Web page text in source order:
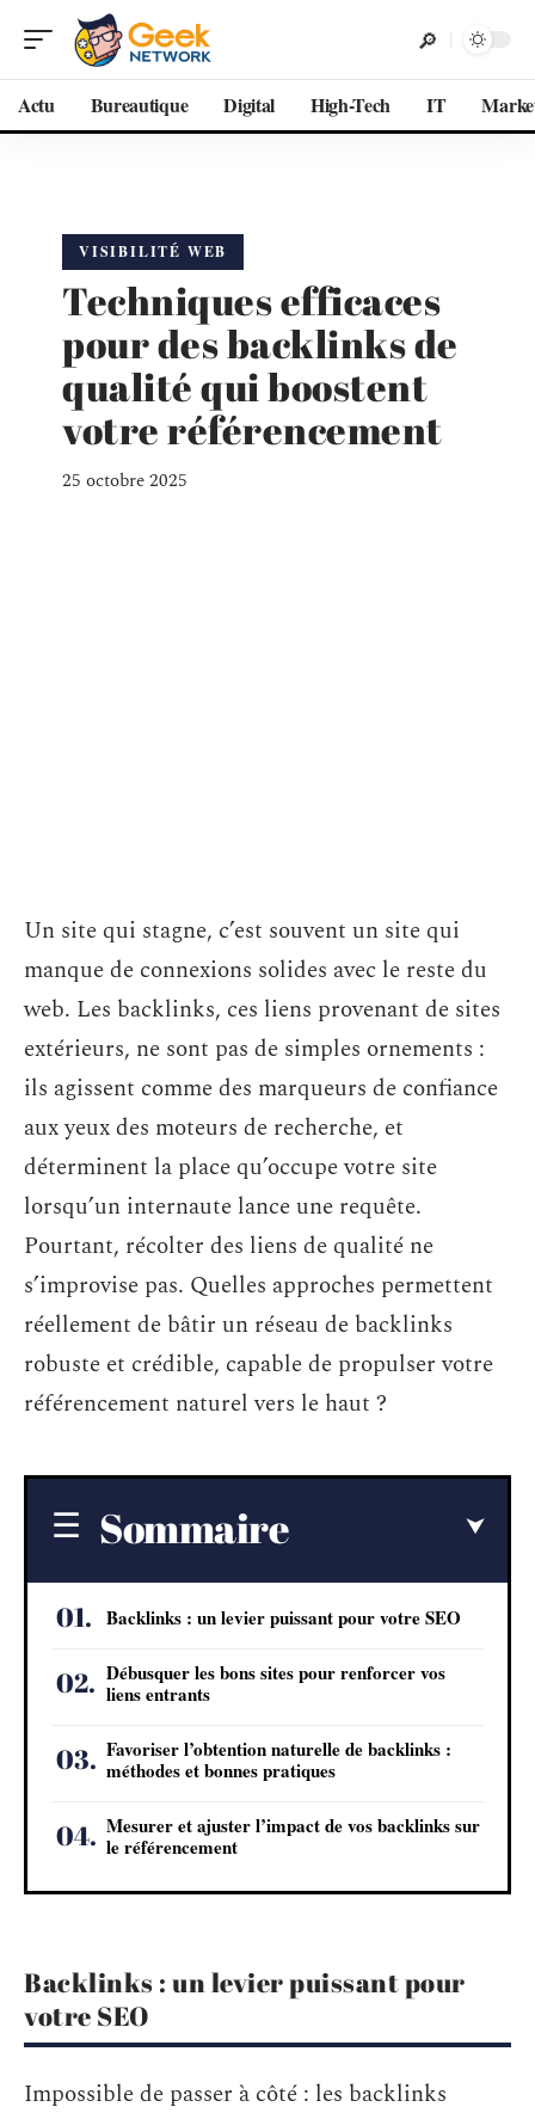
Actu Bureautique Digital High-Tech IT
VISIBILITÉ WEB
Techniques efficaces
pour des backlinks de
qualité qui boostent
votre référencement
25 octobre 2025
Un site qui stagne, c’est souvent un site qui
manque de connexions solides avec le reste du
web. Les backlinks, ces liens provenant de sites
extérieurs, ne sont pas de simples ornements :
ils agissent comme des marqueurs de confiance
aux yeux des moteurs de recherche, et
déterminent la place qu’occupe votre site
lorsqu’un internaute lance une requête.
Pourtant, récolter des liens de qualité ne
s’improvise pas. Quelles approches permettent
réellement de bâtir un réseau de backlinks
robuste et crédible, capable de propulser votre
référencement naturel vers le haut ?
Sommaire
Backlinks : un levier puissant pour votre SEO
Débusquer les bons sites pour renforcer vos
liens entrants
Favoriser l’obtention naturelle de backlinks :
méthodes et bonnes pratiques
Mesurer et ajuster l’impact de vos backlinks sur
le référencement
Backlinks : un levier puissant pour
votre SEO
Impossible de passer à côté : les backlinks